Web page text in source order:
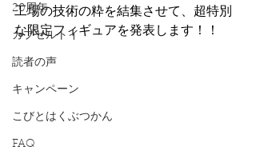
20周年
カプセルトイ
読者の声
キャンペーン
こびとはくぶつかん
FAQ
工場の技術の粋を結集させて、超特別
な限定フィギュアを発表します！！